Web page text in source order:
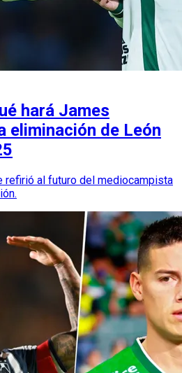
hará James
eliminación de León
refirió al futuro del mediocampista